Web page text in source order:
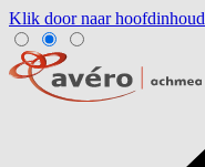
Klik door naar hoofdinhoud